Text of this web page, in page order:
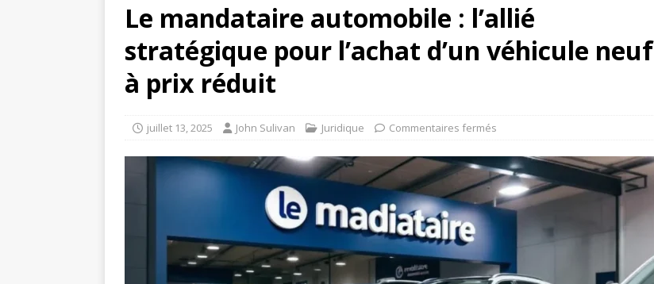
Le mandataire automobile : l’allié
stratégique pour l’achat d’un véhicule neuf
à prix réduit
juillet 13, 2025 John Sulivan Juridique Commentaires fermés